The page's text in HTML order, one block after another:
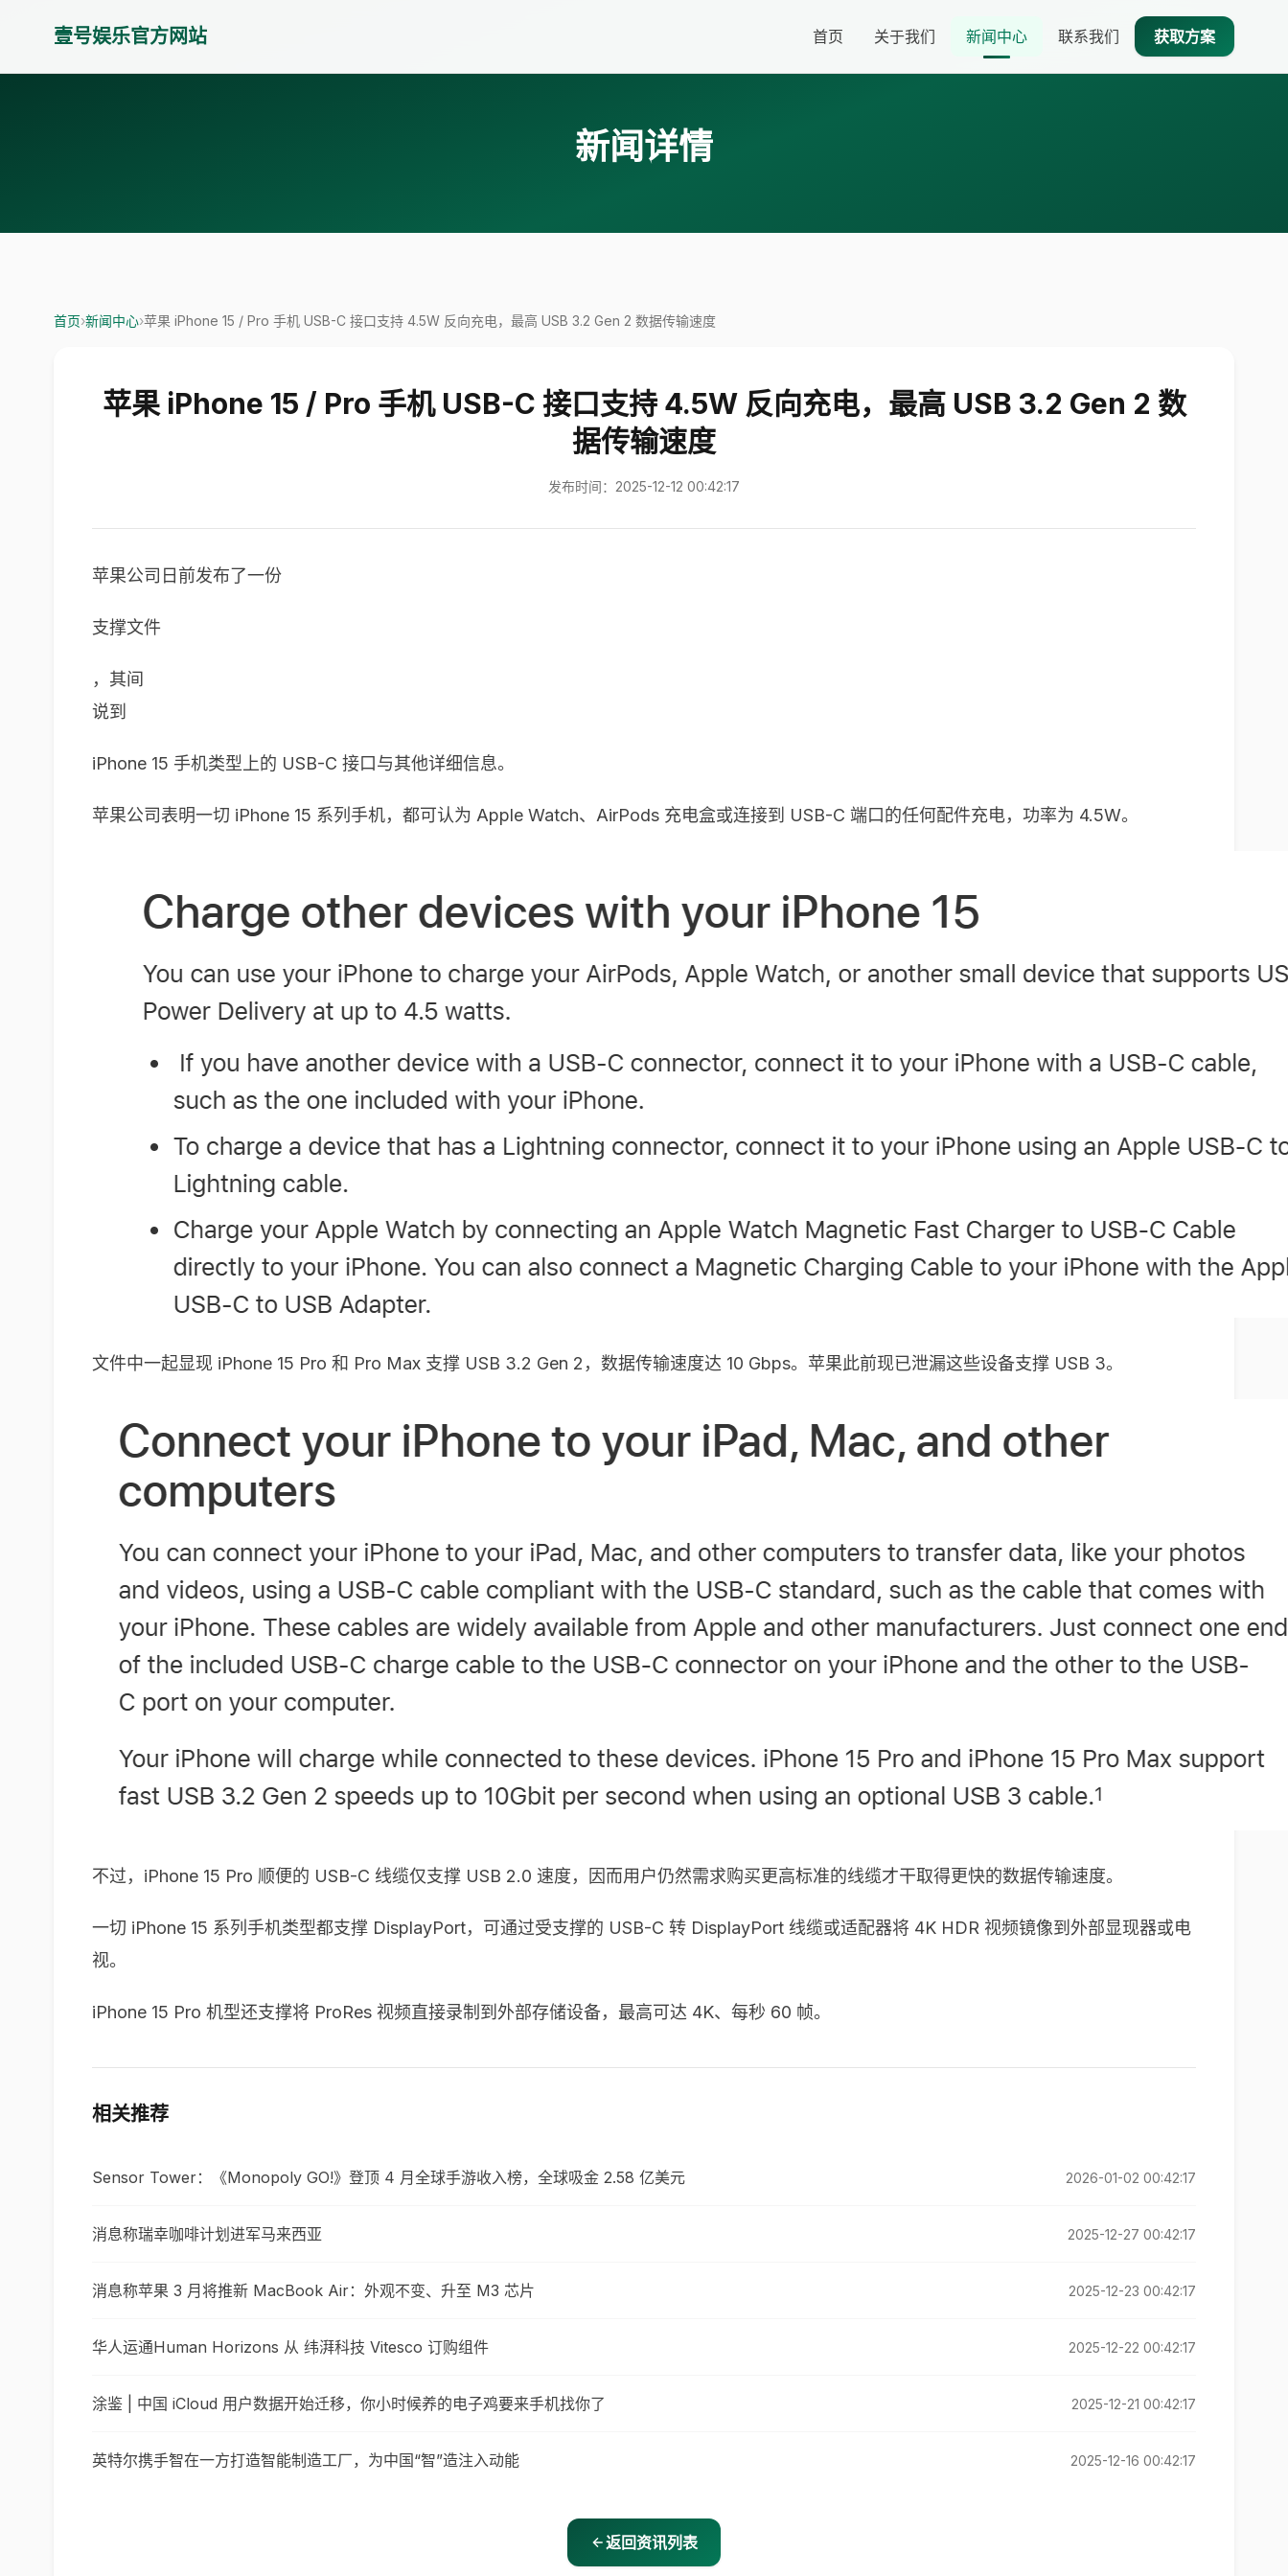
壹号娱乐官方网站 首页 关于我们 新闻中心 联系我们 获取方案
新闻详情
首页›新闻中心›苹果 iPhone 15 / Pro 手机 USB-C 接口支持 4.5W 反向充电，最高 USB 3.2 Gen 2 数据传输速度
苹果 iPhone 15 / Pro 手机 USB-C 接口支持 4.5W 反向充电，最高 USB 3.2 Gen 2 数
据传输速度
发布时间：2025-12-12 00:42:17
苹果公司日前发布了一份
支撑文件
，其间
说到
iPhone 15 手机类型上的 USB-C 接口与其他详细信息。
苹果公司表明一切 iPhone 15 系列手机，都可认为 Apple Watch、AirPods 充电盒或连接到 USB-C 端口的任何配件充电，功率为 4.5W。
文件中一起显现 iPhone 15 Pro 和 Pro Max 支撑 USB 3.2 Gen 2，数据传输速度达 10 Gbps。苹果此前现已泄漏这些设备支撑 USB 3。
不过，iPhone 15 Pro 顺便的 USB-C 线缆仅支撑 USB 2.0 速度，因而用户仍然需求购买更高标准的线缆才干取得更快的数据传输速度。
一切 iPhone 15 系列手机类型都支撑 DisplayPort，可通过受支撑的 USB-C 转 DisplayPort 线缆或适配器将 4K HDR 视频镜像到外部显现器或电
视。
iPhone 15 Pro 机型还支撑将 ProRes 视频直接录制到外部存储设备，最高可达 4K、每秒 60 帧。
相关推荐
Sensor Tower：《Monopoly GO!》登顶 4 月全球手游收入榜，全球吸金 2.58 亿美元 2026-01-02 00:42:17
消息称瑞幸咖啡计划进军马来西亚 2025-12-27 00:42:17
消息称苹果 3 月将推新 MacBook Air：外观不变、升至 M3 芯片 2025-12-23 00:42:17
华人运通Human Horizo​​ns 从 纬湃科技 Vitesco 订购组件 2025-12-22 00:42:17
涂鉴 | 中国 iCloud 用户数据开始迁移，你小时候养的电子鸡要来手机找你了 2025-12-21 00:42:17
英特尔携手智在一方打造智能制造工厂，为中国“智”造注入动能 2025-12-16 00:42:17
返回资讯列表